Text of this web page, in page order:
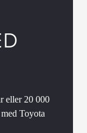
eller 20 000
Toyota